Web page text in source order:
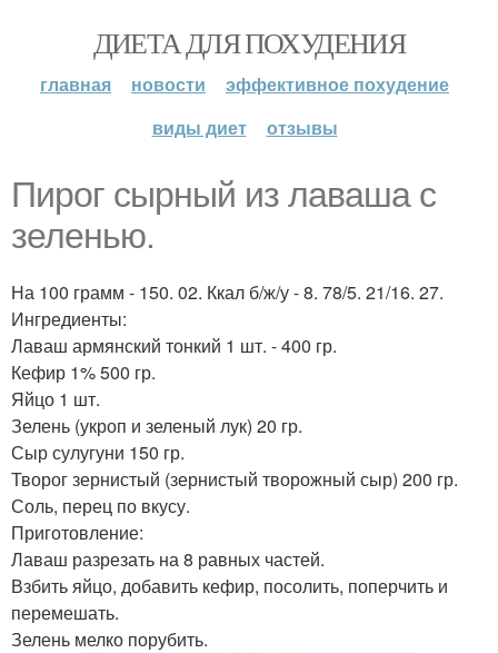
ДИЕТА ДЛЯ ПОХУДЕНИЯ
главная новости
эффективное похудение
виды диет
отзывы
Пирог сырный из лаваша с
зеленью.
На 100 грамм - 150. 02. Ккал б/ж/у - 8. 78/5. 21/16. 27.
Ингредиенты:
Лаваш армянский тонкий 1 шт. - 400 гр.
Кефир 1% 500 гр.
Яйцо 1 шт.
Зелень (укроп и зеленый лук) 20 гр.
Сыр сулугуни 150 гр.
Творог зернистый (зернистый творожный сыр) 200 гр.
Соль, перец по вкусу.
Приготовление:
Лаваш разрезать на 8 равных частей.
Взбить яйцо, добавить кефир, посолить, поперчить и
перемешать.
Зелень мелко порубить.